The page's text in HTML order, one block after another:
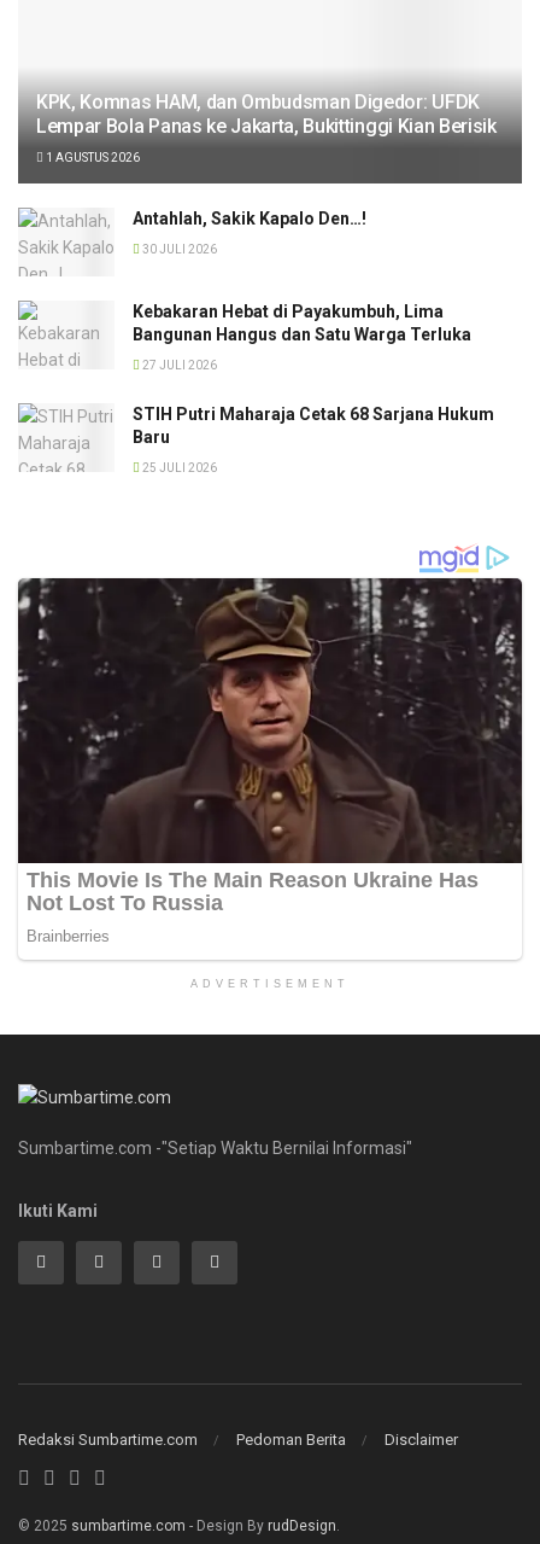
KPK, Komnas HAM, dan Ombudsman Digedor: UFDK
Lempar Bola Panas ke Jakarta, Bukittinggi Kian Berisik
1 AGUSTUS 2026
Antahlah, Sakik Kapalo Den…!
30 JULI 2026
Kebakaran Hebat di Payakumbuh, Lima
Bangunan Hangus dan Satu Warga Terluka
27 JULI 2026
STIH Putri Maharaja Cetak 68 Sarjana Hukum
Baru
25 JULI 2026
ADVERTISEMENT
Sumbartime.com -"Setiap Waktu Bernilai Informasi"
Ikuti Kami
Redaksi Sumbartime.com Pedoman Berita Disclaimer
© 2025 sumbartime.com - Design By rudDesign